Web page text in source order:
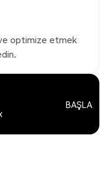
optimize etmek
BAŞLA